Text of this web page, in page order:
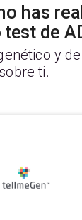
has
de
y
sobre ti.